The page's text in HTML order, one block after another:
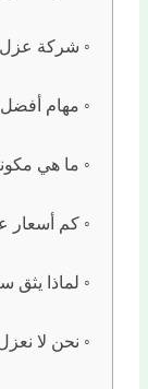
شركة عزل
مهام
ما هي
كم أسعار
لماذا يثق
نحن لا